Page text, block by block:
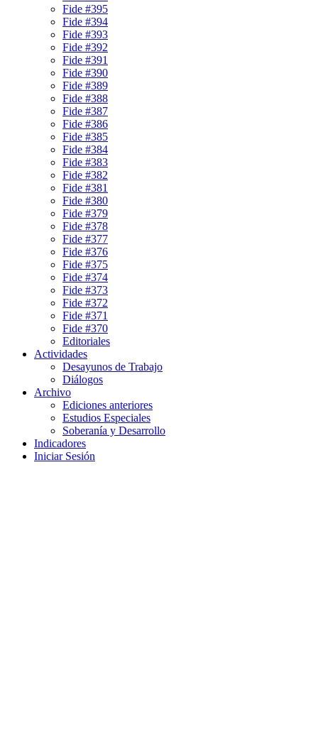
Fide #395
Fide #394
Fide #393
Fide #392
Fide #391
Fide #390
Fide #389
Fide #388
Fide #387
Fide #386
Fide #385
Fide #384
Fide #383
Fide #382
Fide #381
Fide #380
Fide #379
Fide #378
Fide #377
Fide #376
Fide #375
Fide #374
Fide #373
Fide #372
Fide #371
Fide #370
Editoriales
Actividades
Desayunos de Trabajo
Diálogos
Archivo
Ediciones anteriores
Estudios Especiales
Soberanía y Desarrollo
Indicadores
Iniciar Sesión